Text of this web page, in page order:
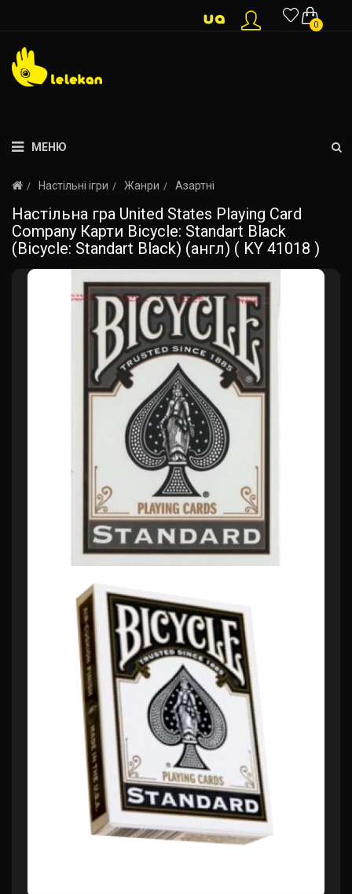
0
МЕНЮ
Настільні ігри Жанри Азартні
Настільна гра United States Playing Card
Company Карти Bicycle: Standart Black
(Bicycle: Standart Black) (англ) ( KY 41018 )